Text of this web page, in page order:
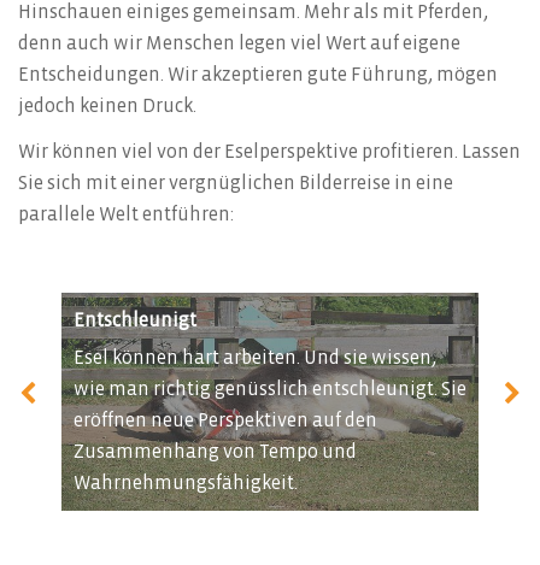
Hinschauen einiges gemeinsam. Mehr als mit Pferden,
denn auch wir Menschen legen viel Wert auf eigene
Entscheidungen. Wir akzeptieren gute Führung, mögen
jedoch keinen Druck.
Wir können viel von der Eselperspektive profitieren. Lassen
Sie sich mit einer vergnüglichen Bilderreise in eine
parallele Welt entführen:
Entschleunigt
Esel können hart arbeiten. Und sie wissen,
wie man richtig genüsslich entschleunigt. Sie
eröffnen neue Perspektiven auf den
Zusammenhang von Tempo und
Wahrnehmungsfähigkeit.
uns